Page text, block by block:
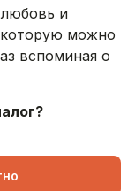
и
можно
вспоминая о